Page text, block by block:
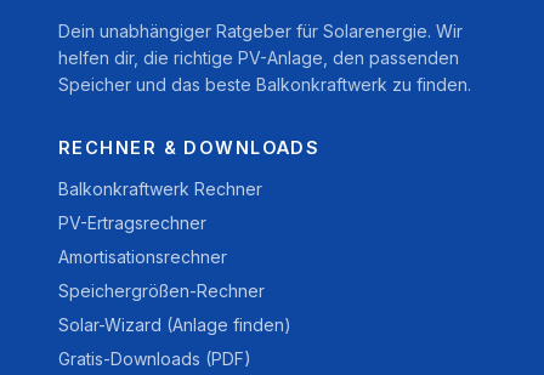
Dein unabhängiger Ratgeber für Solarenergie. Wir
helfen dir, die richtige PV-Anlage, den passenden
Speicher und das beste Balkonkraftwerk zu finden.
RECHNER & DOWNLOADS
Balkonkraftwerk Rechner
PV-Ertragsrechner
Amortisationsrechner
Speichergrößen-Rechner
Solar-Wizard (Anlage finden)
Gratis-Downloads (PDF)